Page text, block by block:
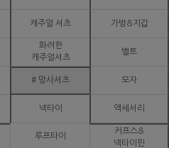
캐주얼 셔츠 가방&지갑
화려한
캐주얼셔츠
벨트
# 망사셔츠 모자
넥타이 액세서리
루프타이
커프스&
넥타이핀